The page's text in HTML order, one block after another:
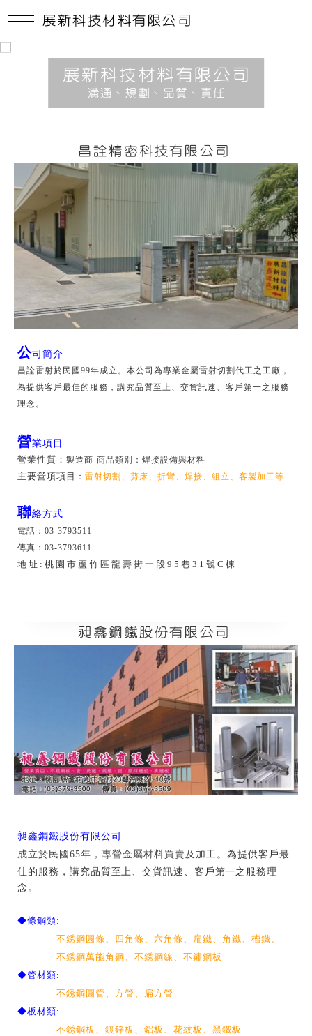
展新科技材料有限公司
溝通、規劃、品質、責任
昌詮精密科技有限公司
公司簡介
昌詮雷射於民國99年成立。本公司為專業金屬雷射切割代工之工廠，
為提供客戶最佳的服務，講究品質至上、交貨訊速、客戶第一之服務
理念。
營業項目
營業性質： 製造商 商品類別： 焊接設備與材料
主要營項項目 ：雷射切割、剪床、折彎、焊接、組立、客製加工等
聯絡方式
電話：03-3793511
傳真：03-3793611
地址:桃園市蘆竹區龍壽街一段95巷31號C棟
昶鑫鋼鐵股份有限公司
昶鑫鋼鐵股份有限公司
成立於民國65年，專營金屬材料買賣及加工。為提供客戶最
佳的服務，講究品質至上、交貨訊速、客戶第一之服務理
念。
◆條鋼類:
不銹鋼圓條、四角條、六角條、扁鐵、角鐵、槽鐵、
不銹鋼萬能角鋼、不銹鋼線、不鏽鋼板
◆管材類:
不銹鋼圓管、方管、扁方管
◆板材類:
不銹鋼板、鍍鋅板、鋁板、花紋板、黑鐵板
展新科技材料有限公司